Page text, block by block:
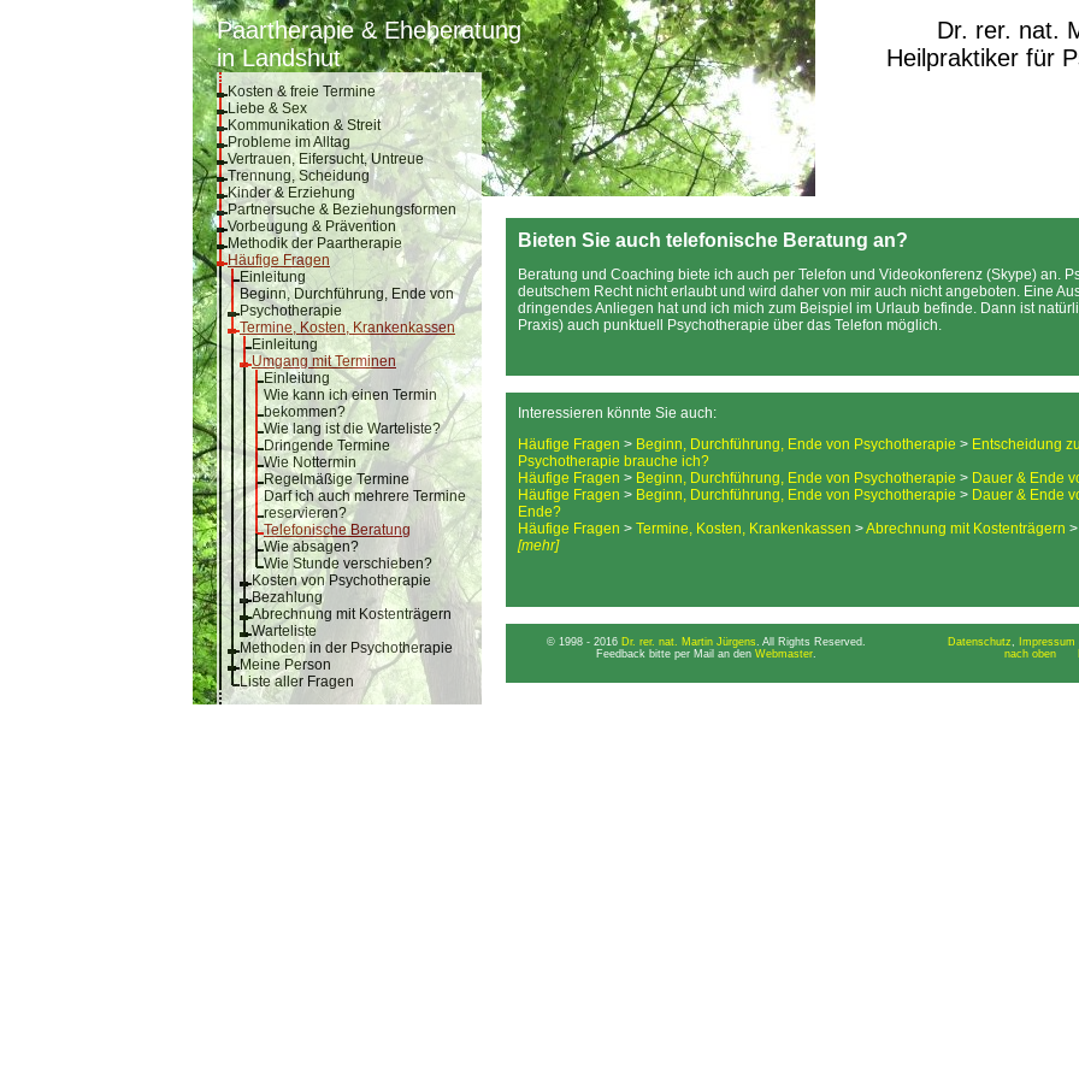
Paartherapie & Eheberatung
in Landshut
Dr. rer. nat.
Heilpraktiker für
Kosten & freie Termine
Liebe & Sex
Kommunikation & Streit
Probleme im Alltag
Vertrauen, Eifersucht, Untreue
Trennung, Scheidung
Kinder & Erziehung
Partnersuche & Beziehungsformen
Vorbeugung & Prävention
Methodik der Paartherapie
Häufige Fragen
Einleitung
Beginn, Durchführung, Ende von
Psychotherapie
Termine, Kosten, Krankenkassen
Einleitung
Umgang mit Terminen
Einleitung
Wie kann ich einen Termin
bekommen?
Wie lang ist die Warteliste?
Dringende Termine
Wie Nottermin
Regelmäßige Termine
Darf ich auch mehrere Termine
reservieren?
Telefonische Beratung
Wie absagen?
Wie Stunde verschieben?
Kosten von Psychotherapie
Bezahlung
Abrechnung mit Kostenträgern
Warteliste
Methoden in der Psychotherapie
Meine Person
Liste aller Fragen
Bieten Sie auch telefonische Beratung an?
Beratung und Coaching biete ich auch per Telefon und Videokonferenz (Skype) an.
deutschem Recht nicht erlaubt und wird daher von mir auch nicht angeboten. Eine
dringendes Anliegen hat und ich mich zum Beispiel im Urlaub befinde. Dann ist
Praxis) auch punktuell Psychotherapie über das Telefon möglich.
Interessieren könnte Sie auch:
Häufige Fragen > Beginn, Durchführung, Ende von Psychotherapie > Entscheidung
Psychotherapie brauche ich?
Häufige Fragen > Beginn, Durchführung, Ende von Psychotherapie > Dauer & Ende
Häufige Fragen > Beginn, Durchführung, Ende von Psychotherapie > Dauer & Ende
Ende?
Häufige Fragen > Termine, Kosten, Krankenkassen >Abrechnung mit Kostenträgern >
[mehr]
© 1998 - 2016 Dr. rer. nat. Martin Jürgens. All Rights Reserved.
Feedback bitte per Mail an den Webmaster.
Datenschutz,
nach oben